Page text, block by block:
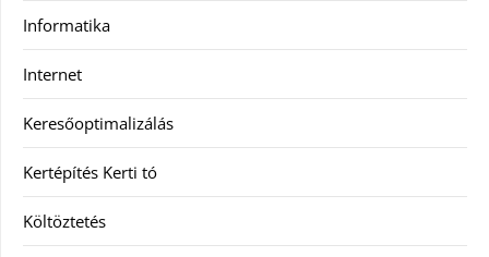
Informatika
Internet
Keresőoptimalizálás
Kertépítés Kerti tó
Költöztetés